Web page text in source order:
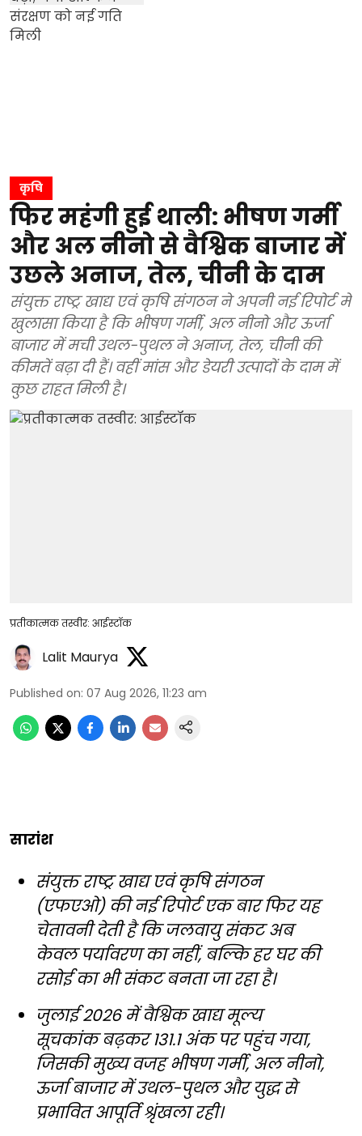
कृषि
फिर महंगी हुई थाली: भीषण गर्मी
और अल नीनो से वैश्विक बाजार में
उछले अनाज, तेल, चीनी के दाम
संयुक्त राष्ट्र खाद्य एवं कृषि संगठन ने अपनी नई रिपोर्ट में
खुलासा किया है कि भीषण गर्मी, अल नीनो और ऊर्जा
बाजार में मची उथल-पुथल ने अनाज, तेल, चीनी की
कीमतें बढ़ा दी हैं। वहीं मांस और डेयरी उत्पादों के दाम में
कुछ राहत मिली है।
प्रतीकात्मक तस्वीर: आईस्टॉक
Lalit Maurya
Published on: 07 Aug 2026, 11:23 am
सारांश
संयुक्त राष्ट्र खाद्य एवं कृषि संगठन
(एफएओ) की नई रिपोर्ट एक बार फिर यह
चेतावनी देती है कि जलवायु संकट अब
केवल पर्यावरण का नहीं, बल्कि हर घर की
रसोई का भी संकट बनता जा रहा है।
जुलाई 2026 में वैश्विक खाद्य मूल्य
सूचकांक बढ़कर 131.1 अंक पर पहुंच गया,
जिसकी मुख्य वजह भीषण गर्मी, अल नीनो,
ऊर्जा बाजार में उथल-पुथल और युद्ध से
प्रभावित आपूर्ति श्रृंखला रही।